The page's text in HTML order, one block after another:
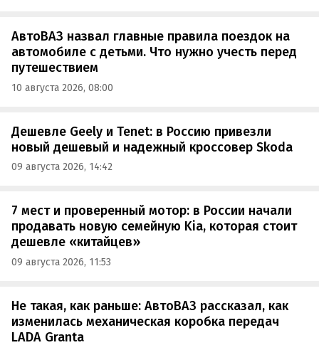
АвтоВАЗ назвал главные правила поездок на
автомобиле с детьми. Что нужно учесть перед
путешествием
10 августа 2026, 08:00
Дешевле Geely и Tenet: в Россию привезли
новый дешевый и надежный кроссовер Skoda
09 августа 2026, 14:42
7 мест и проверенный мотор: в России начали
продавать новую семейную Kia, которая стоит
дешевле «китайцев»
09 августа 2026, 11:53
Не такая, как раньше: АвтоВАЗ рассказал, как
изменилась механическая коробка передач
LADA Granta